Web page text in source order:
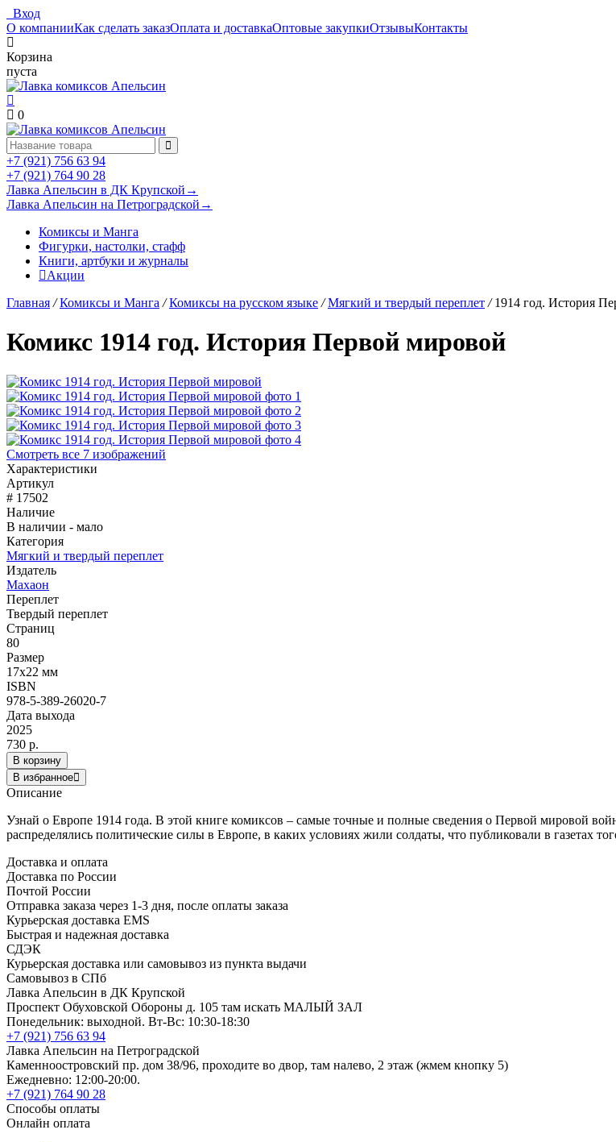
Вход
О компанииКак сделать заказОплата и доставкаОптовые закупкиОтзывыКонтакты
Корзина
пуста
0
+7 (921) 756 63 94
+7 (921) 764 90 28
Лавка Апельсин в ДК Крупской →
Лавка Апельсин на Петроградской →
Комиксы и Манга
Фигурки, настолки, стафф
Книги, артбуки и журналы
Акции
Главная / Комиксы и Манга / Комиксы на русском языке / Мягкий и твердый переплет / 1914 год. История
Комикс 1914 год. История Первой мировой
Смотреть все 7 изображений
Характеристики
Артикул
# 17502
Наличие
В наличии - мало
Категория
Мягкий и твердый переплет
Издатель
Махаон
Переплет
Твердый переплет
Страниц
80
Размер
17x22 мм
ISBN
978-5-389-26020-7
Дата выхода
2025
730 р.
В корзину
В избранное
Описание
Узнай о Европе 1914 года. В этой книге комиксов – самые точные и полные сведения о Первой мировой
распределялись политические силы в Европе, в каких условиях жили солдаты, что публиковали в газетах
Доставка и оплата
Доставка по России
Почтой России
Отправка заказа через 1-3 дня, после оплаты заказа
Курьерская доставка EMS
Быстрая и надежная доставка
СДЭК
Курьерская доставка или самовывоз из пункта выдачи
Самовывоз в СПб
Лавка Апельсин в ДК Крупской
Проспект Обуховской Обороны д. 105 там искать МАЛЫЙ ЗАЛ
Понедельник: выходной. Вт-Вс: 10:30-18:30
+7 (921) 756 63 94
Лавка Апельсин на Петроградской
Каменноостровский пр. дом 38/96, проходите во двор, там налево, 2 этаж (жмем кнопку 5)
Ежедневно: 12:00-20:00.
+7 (921) 764 90 28
Способы оплаты
Онлайн оплата